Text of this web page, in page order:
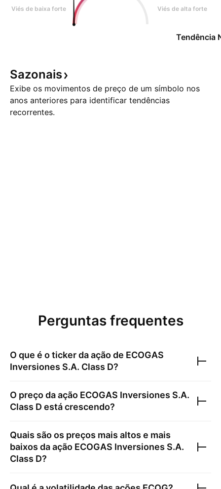
Viés de baixa forte Viés de alta forte
Tendência
Sazonais
Exibe os movimentos de preço de um símbolo nos
anos anteriores para identificar tendências
recorrentes.
Perguntas frequentes
O que é o ticker da ação de ECOGAS
Inversiones S.A. Class D?
O preço da ação ECOGAS Inversiones S.A.
Class D está crescendo?
Quais são os preços mais altos e mais
baixos da ação ECOGAS Inversiones S.A.
Class D?